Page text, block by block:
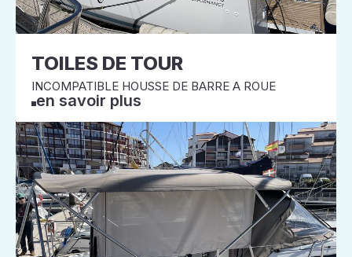
TOILES DE TOUR
INCOMPATIBLE HOUSSE DE BARRE A ROUE
en savoir plus